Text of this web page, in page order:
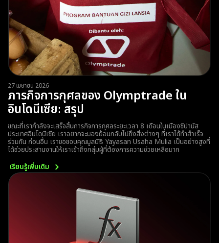
27 เมษายน 2026
ภารกิจการกุศลของ Olymptrade ใน
อินโดนีเซีย: สรุป
ขณะที่เรากำลังจะเสร็จสิ้นภารกิจการกุศลระยะเวลา 8 เดือนในเมืองซิปานัส
ประเทศอินโดนีเซีย เราอยากจะมองย้อนกลับไปถึงสิ่งต่างๆ ที่เราได้ทำสำเร็จ
ร่วมกัน ก่อนอื่น เราขอขอบคุณมูลนิธิ Yayasan Usaha Mulia เป็นอย่างสูงที่
ได้ช่วยประสานงานให้เราเข้าถึงกลุ่มผู้ที่ต้องการความช่วยเหลือมาก
เรียนรู้เพิ่มเติม